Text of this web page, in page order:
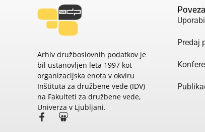
Arhiv družboslovnih podatkov je
bil ustanovljen leta 1997 kot
organizacijska enota v okviru
Inštituta za družbene vede (IDV)
na Fakulteti za družbene vede,
Univerza v Ljubljani.
Predaj